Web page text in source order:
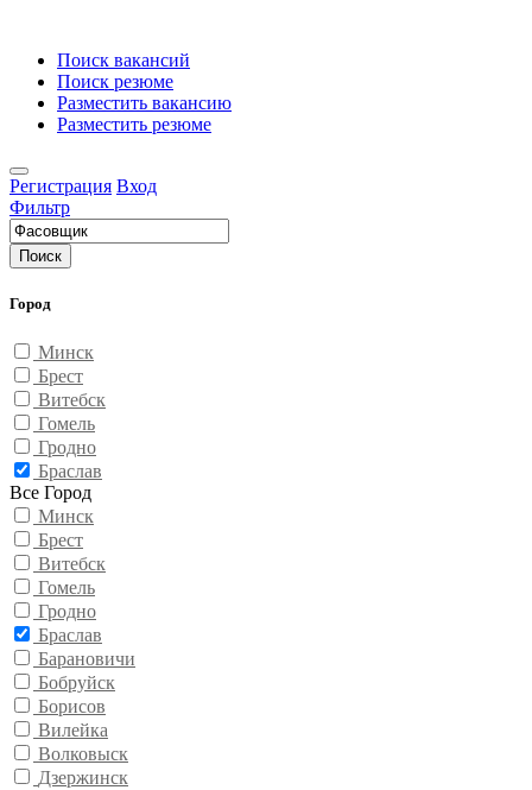
Поиск вакансий
Поиск резюме
Разместить вакансию
Разместить резюме
Регистрация Вход
Фильтр
Поиск
Город
Минск
Брест
Витебск
Гомель
Гродно
Браслав
Все Город
Минск
Брест
Витебск
Гомель
Гродно
Браслав
Барановичи
Бобруйск
Борисов
Вилейка
Волковыск
Дзержинск